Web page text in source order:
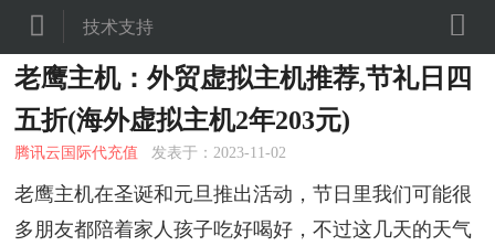
 技术支持 
老鹰主机：外贸虚拟主机推荐,节礼日四
五折(海外虚拟主机2年203元)
腾讯云国际代充值 发表于：2023-11-02
老鹰主机在圣诞和元旦推出活动，节日里我们可能很
多朋友都陪着家人孩子吃好喝好，不过这几天的天气